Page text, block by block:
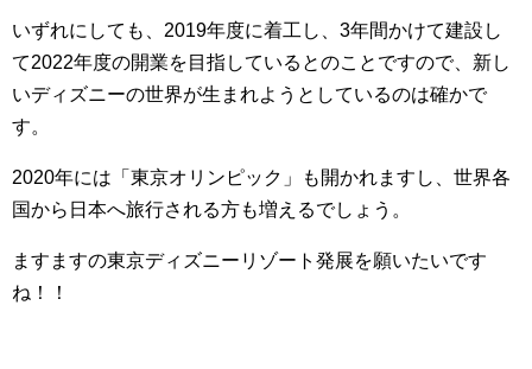
いずれにしても、 2019年度に着工し、 3年間かけて建設し
て2022年度の開業を目指しているとのことですので、新し
いディズニーの世界が生まれようとしているのは確かで
す。
2020年には「東京オリンピック」も開かれますし、世界各
国から日本へ旅行される方も増えるでしょう。
ますますの東京ディズニーリゾート発展を願いたいです
ね！！